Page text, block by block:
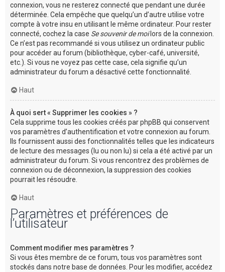
connexion, vous ne resterez connecté que pendant une durée
déterminée. Cela empêche que quelqu’un d’autre utilise votre
compte à votre insu en utilisant le même ordinateur. Pour rester
connecté, cochez la case Se souvenir de moilors de la connexion.
Ce n’est pas recommandé si vous utilisez un ordinateur public
pour accéder au forum (bibliothèque, cyber-café, université,
etc.). Si vous ne voyez pas cette case, cela signifie qu’un
administrateur du forum a désactivé cette fonctionnalité.
Haut
À quoi sert « Supprimer les cookies » ?
Cela supprime tous les cookies créés par phpBB qui conservent
vos paramètres d’authentification et votre connexion au forum.
Ils fournissent aussi des fonctionnalités telles que les indicateurs
de lecture des messages (lu ou non lu) si cela a été activé par un
administrateur du forum. Si vous rencontrez des problèmes de
connexion ou de déconnexion, la suppression des cookies
pourrait les résoudre.
Haut
Paramètres et préférences de
l’utilisateur
Comment modifier mes paramètres ?
Si vous êtes membre de ce forum, tous vos paramètres sont
stockés dans notre base de données. Pour les modifier, accédez